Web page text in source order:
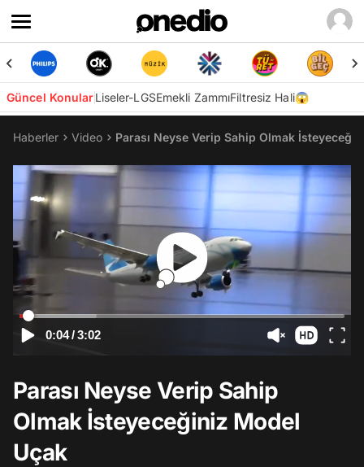
Güncel KonularLiseler-LGSEmekli ZammıFiltresiz Hali😱
Haberler Video Parası Neyse Verip Sahip Olmak
0:04/3:02
Parası Neyse Verip Sahip
Olmak İsteyeceğiniz Model
Uçak